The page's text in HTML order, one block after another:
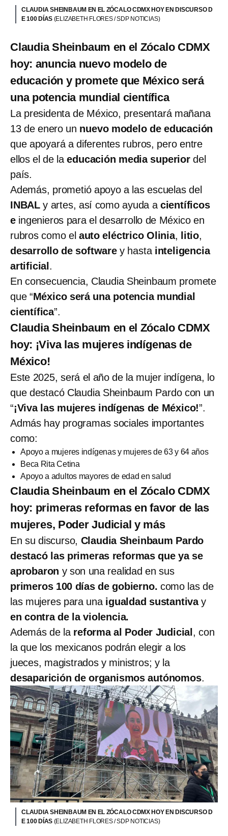
CLAUDIA SHEINBAUM EN EL ZÓCALO CDMX HOY EN DISCURSO D
E 100 DÍAS (ELIZABETH FLORES / SDP NOTICIAS)
Claudia Sheinbaum en el Zócalo CDMX
hoy: anuncia nuevo modelo de
educación y promete que México será
una potencia mundial científica
La presidenta de México, presentará mañana
13 de enero un nuevo modelo de educación
que apoyará a diferentes rubros, pero entre
ellos el de laeducación media superiordel
país.
Además, prometió apoyo a las escuelas del
INBALy artes, así como ayuda acientíficos
eingenieros para el desarrollo de México en
rubros como el auto eléctrico Olinia, litio,
desarrollo de softwarey hasta inteligencia
artificial .
En consecuencia, Claudia Sheinbaum promete
que “México será una potencia mundial
científica”.
Claudia Sheinbaum en el Zócalo CDMX
hoy: ¡Viva las mujeres indígenas de
México!
Este 2025, será el año de la mujer indígena, lo
que destacó Claudia Sheinbaum Pardo con un
“¡Viva las mujeres indígenas de México!”.
Admás hay programas sociales importantes
como:
Apoyo a mujeres indígenas y mujeres de 63 y 64 años
Beca Rita Cetina
Apoyo a adultos mayores de edad en salud
Claudia Sheinbaum en el Zócalo CDMX
hoy: primeras reformas en favor de las
mujeres, Poder Judicial y más
En su discurso, Claudia Sheinbaum Pardo
destacó las primeras reformas que ya se
aprobaron y son una realidad en sus
primeros 100 días de gobierno. como las de
las mujeres para una igualdad sustantivay
en contra de la violencia.
Además de la reforma al Poder Judicial , con
la que los mexicanos podrán elegir a los
jueces, magistrados y ministros; y la
desaparición de organismos autónomos.
CLAUDIA SHEINBAUM EN EL ZÓCALO CDMX HOY EN DISCURSO D
E 100 DÍAS (ELIZABETH FLORES / SDP NOTICIAS)